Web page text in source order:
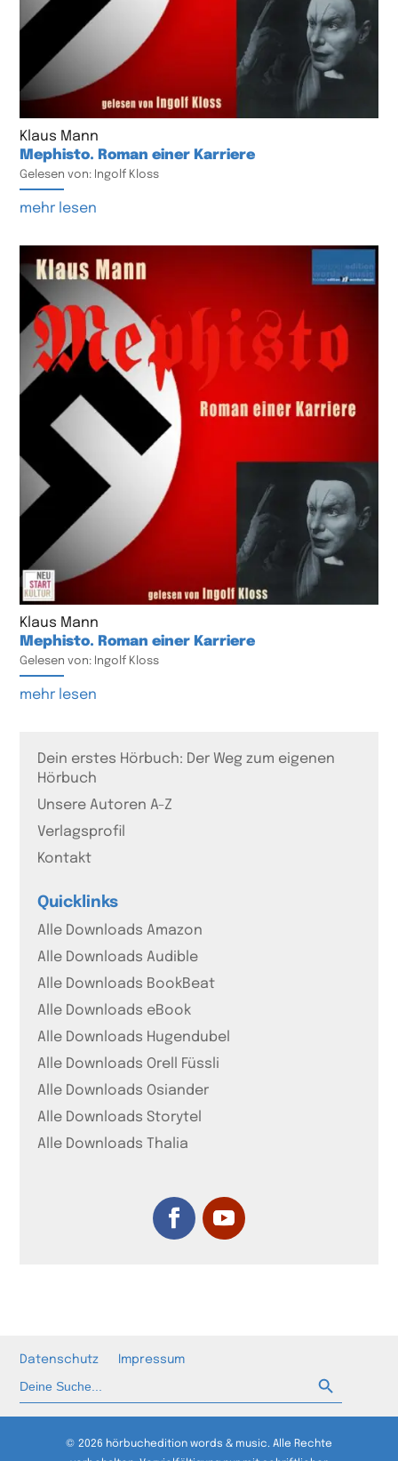
Klaus Mann
Mephisto. Roman einer Karriere
Gelesen von: Ingolf Kloss
mehr lesen
Klaus Mann
Mephisto. Roman einer Karriere
Gelesen von: Ingolf Kloss
mehr lesen
Dein erstes Hörbuch: Der Weg zum eigenen
Hörbuch
Unsere Autoren A-Z
Verlagsprofil
Kontakt
Quicklinks
Alle Downloads Amazon
Alle Downloads Audible
Alle Downloads BookBeat
Alle Downloads eBook
Alle Downloads Hugendubel
Alle Downloads Orell Füssli
Alle Downloads Osiander
Alle Downloads Storytel
Alle Downloads Thalia
Datenschutz Impressum
nach:
© 2026 hörbuchedition words & music. Alle Rechte